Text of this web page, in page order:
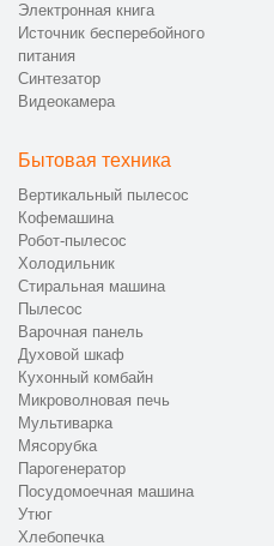
Электронная книга
Источник бесперебойного
питания
Синтезатор
Видеокамера
Бытовая техника
Вертикальный пылесос
Кофемашина
Робот-пылесос
Холодильник
Стиральная машина
Пылесос
Варочная панель
Духовой шкаф
Кухонный комбайн
Микроволновая печь
Мультиварка
Мясорубка
Парогенератор
Посудомоечная машина
Утюг
Хлебопечка